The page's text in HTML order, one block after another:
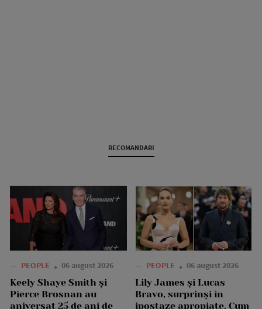
RECOMANDARI
— PEOPLE 06 august 2026
Keely Shaye Smith și
Pierce Brosnan au
aniversat 25 de ani de
— PEOPLE 06 august 2026
Lily James și Lucas
Bravo, surprinși în
ipostaze apropiate. Cum